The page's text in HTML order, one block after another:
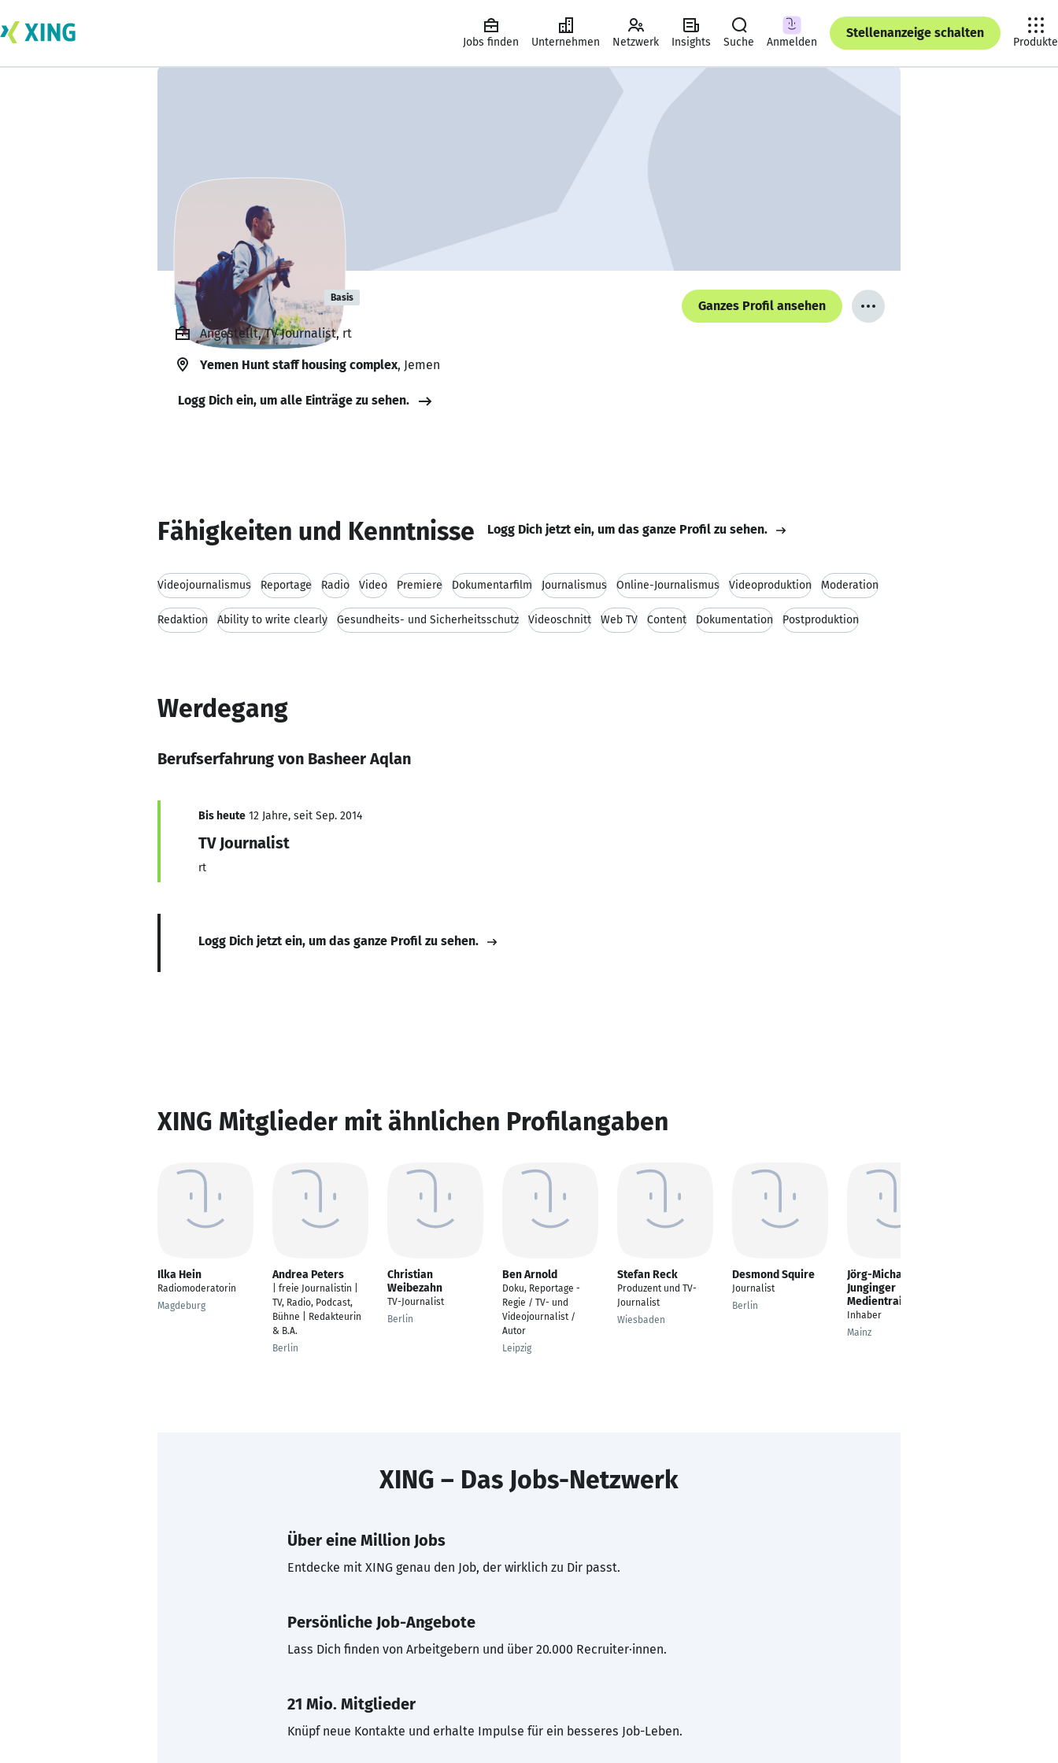
Jobs finden Unternehmen Netzwerk Insights Suche Anmelden
Stellenanzeige schalten
Produkte
Basheer Aqlan Basis
Ganzes Profil ansehen
Angestellt, TV Journalist, rt
Yemen Hunt staff housing complex, Jemen
Logg Dich ein, um alle Einträge zu sehen.
Fähigkeiten und Kenntnisse Logg Dich jetzt ein, um das ganze Profil zu sehen.
Videojournalismus Reportage Radio Video Premiere Dokumentarfilm Journalismus Online-Journalismus Videoproduktion Moderation
Redaktion Ability to write clearly Gesundheits- und Sicherheitsschutz Videoschnitt Web TV Content Dokumentation Postproduktion
Werdegang
Berufserfahrung von Basheer Aqlan
Bis heute 12 Jahre, seit Sep. 2014
TV Journalist
rt
Logg Dich jetzt ein, um das ganze Profil zu sehen.
XING Mitglieder mit ähnlichen Profilangaben
Ilka Hein
Radiomoderatorin
Magdeburg
Andrea Peters
| freie Journalistin |
TV, Radio, Podcast,
Bühne | Redakteurin
& B.A.
Berlin
Christian
Weibezahn
TV-Journalist
Berlin
Ben Arnold
Doku, Reportage -
Regie / TV- und
Videojournalist /
Autor
Leipzig
Stefan Reck
Produzent und TV-
Journalist
Wiesbaden
Desmond Squire
Journalist
Berlin
Jörg-Michael
Junginger
Medientrainer
Inhaber
Mainz
XING – Das Jobs-Netzwerk
Über eine Million Jobs
Entdecke mit XING genau den Job, der wirklich zu Dir passt.
Persönliche Job-Angebote
Lass Dich finden von Arbeitgebern und über 20.000 Recruiter·innen.
21 Mio. Mitglieder
Knüpf neue Kontakte und erhalte Impulse für ein besseres Job-Leben.